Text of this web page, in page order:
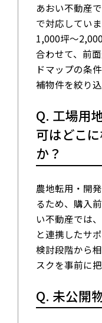
あおい不動産
で対応してい
1,000坪〜
合わせて、前
ドマップの条
補物件を絞り
Q. 工場用
可はどこ
か？
農地転用・開
るため、購入
い不動産では
と連携したサ
検討段階から
スクを事前に
Q. 未公開